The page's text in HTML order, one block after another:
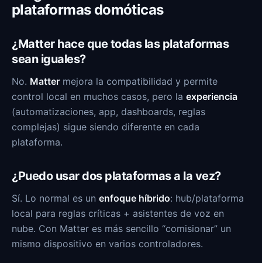
plataformas domóticas
¿Matter hace que todas las plataformas
sean iguales?
No. Matter mejora la compatibilidad y permite
control local en muchos casos, pero la experiencia
(automatizaciones, app, dashboards, reglas
complejas) sigue siendo diferente en cada
plataforma.
¿Puedo usar dos plataformas a la vez?
Sí. Lo normal es un enfoque híbrido: hub/plataforma
local para reglas críticas + asistentes de voz en
nube. Con Matter es más sencillo “comisionar” un
mismo dispositivo en varios controladores.